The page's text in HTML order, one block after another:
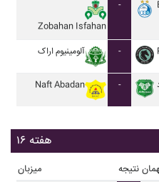
Zobahan Isfahan
-
آلومينيوم اراک -
Naft Abadan -
هفته ۱۶
میزبان نتیجه